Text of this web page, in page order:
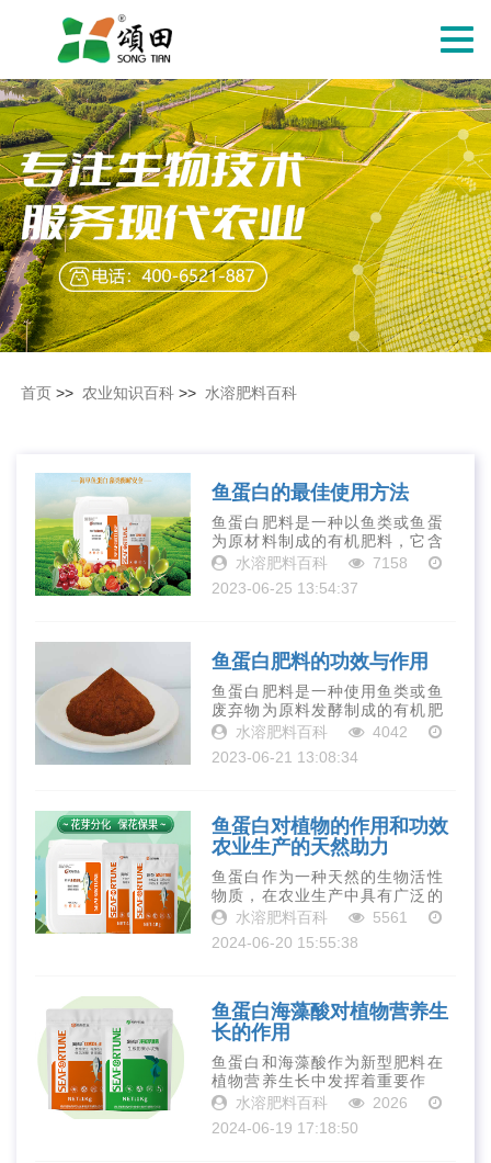
切
导
航
首页 >> 农业知识百科 >> 水溶肥料百科
鱼蛋白的最佳使用方法
鱼蛋白肥料是一种以鱼类或鱼蛋
为原材料制成的有机肥料，它含
有丰富的营养物质，如氮、磷、
元素和植物生长因子。这些营养
水溶肥料百科
7158
2023-06-25 13:54:37
鱼蛋白肥料的功效与作用
鱼蛋白肥料是一种使用鱼类或鱼
废弃物为原料发酵制成的有机肥
料。它被广泛应用于农业、园艺
生物活性物质而备受青睐。下面
水溶肥料百科
4042
2023-06-21 13:08:34
鱼蛋白对植物的作用和功效
农业生产的天然助力
鱼蛋白作为一种天然的生物活性
物质，在农业生产中具有广泛的
应用前景。它不仅能够促进植物
性、改善果实品质和产量，还能
水溶肥料百科
5561
2024-06-20 15:55:38
鱼蛋白海藻酸对植物营养生
长的作用
鱼蛋白和海藻酸作为新型肥料在
植物营养生长中发挥着重要作
用。它们不仅可以提供植物所需
可以提高植物的免疫力和抗逆
水溶肥料百科
2026
2024-06-19 17:18:50